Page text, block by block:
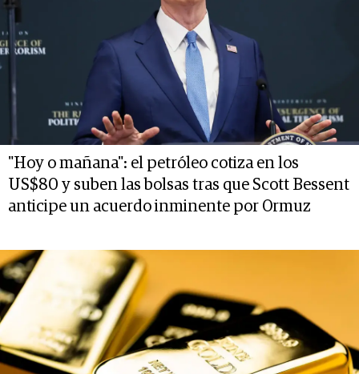
"Hoy o mañana": el petróleo cotiza en los
US$80 y suben las bolsas tras que Scott Bessent
anticipe un acuerdo inminente por Ormuz